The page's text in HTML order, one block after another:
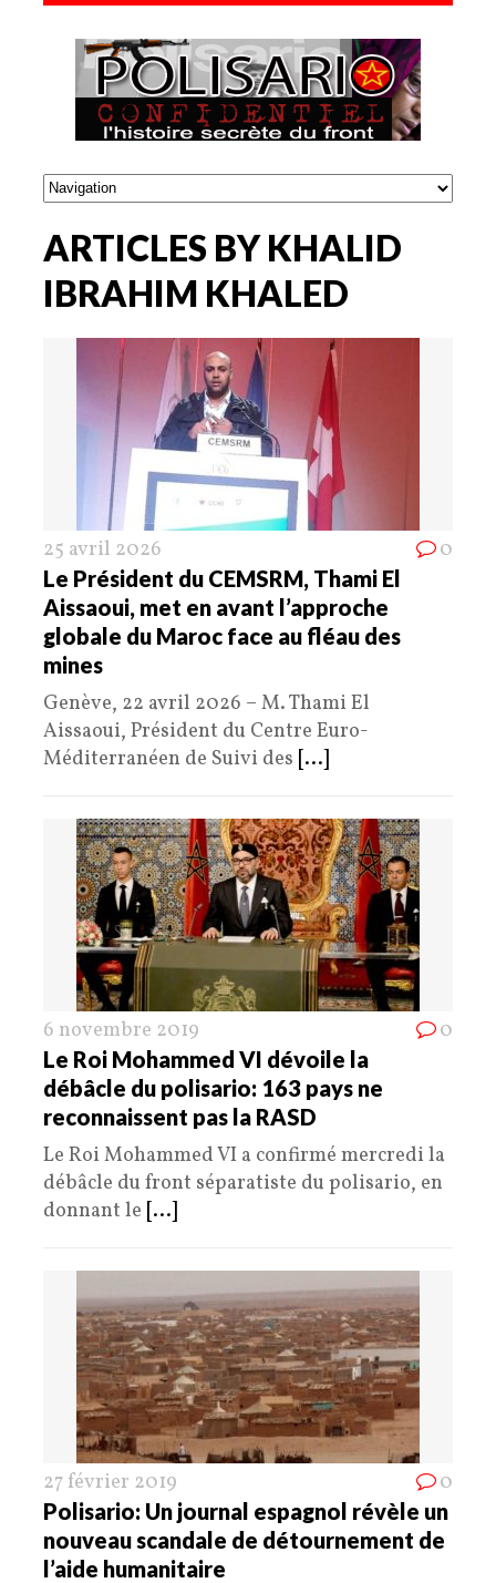
ARTICLES BY KHALID
IBRAHIM KHALED
25 avril 2026 0
Le Président du CEMSRM, Thami El
Aissaoui, met en avant l’approche
globale du Maroc face au fléau des
mines
Genève, 22 avril 2026 – M. Thami El
Aissaoui, Président du Centre Euro-
Méditerranéen de Suivi des [...]
6 novembre 2019 0
Le Roi Mohammed VI dévoile la
débâcle du polisario: 163 pays ne
reconnaissent pas la RASD
Le Roi Mohammed VI a confirmé mercredi la
débâcle du front séparatiste du polisario, en
donnant le [...]
27 février 2019 0
Polisario: Un journal espagnol révèle un
nouveau scandale de détournement de
l’aide humanitaire